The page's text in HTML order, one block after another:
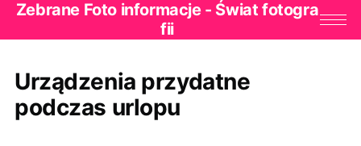
Zebrane Foto informacje - Świat fotogra
fii
Urządzenia przydatne
podczas urlopu